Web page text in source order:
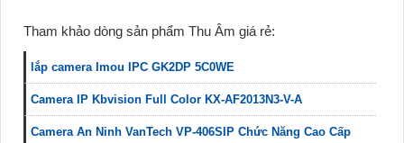
Tham khảo dòng sản phẩm Thu Âm giá rẻ:
lắp camera Imou IPC GK2DP 5C0WE
Camera IP Kbvision Full Color KX-AF2013N3-V-A
Camera An Ninh VanTech VP-406SIP Chức Năng Cao Cấp